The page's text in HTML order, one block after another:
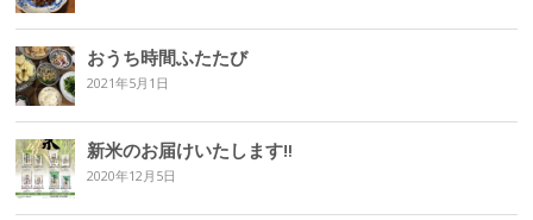
おうち時間ふたたび
2021年5月1日
新米のお届けいたします‼︎
2020年12月5日